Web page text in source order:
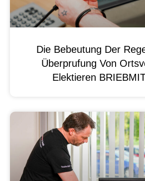
Die Bebeutung Der
Überprufung Von
Elektieren